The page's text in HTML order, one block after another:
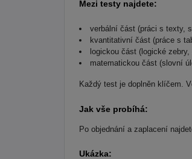
Mezi testy najdete:
verbální část (práci s texty,
kvantitativní část (práce s
logickou část (logické
matematickou část (slovní
Každý test je doplněn klíčem.
Jak vše probíhá:
Po objednání a zaplacení
Ukázka: